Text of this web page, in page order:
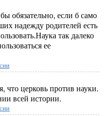
обязательно, если б само
надежду родителей есть
так далеко
ее
что церковь против науки.
всей истории.